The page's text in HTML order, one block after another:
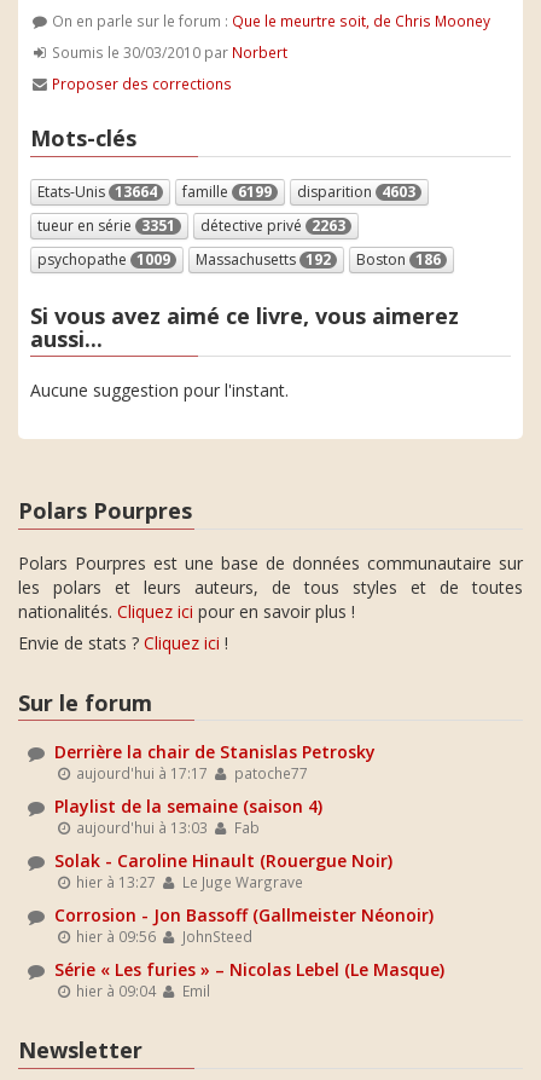
On en parle sur le forum : Que le meurtre soit, de Chris Mooney
Soumis le 30/03/2010 par Norbert
Proposer des corrections
Mots-clés
Etats-Unis 13664 famille 6199 disparition 4603
tueur en série 3351 détective privé 2263
psychopathe 1009 Massachusetts 192 Boston 186
Si vous avez aimé ce livre, vous aimerez
aussi...
Aucune suggestion pour l'instant.
Polars Pourpres
Polars Pourpres est une base de données communautaire sur
les polars et leurs auteurs, de tous styles et de toutes
nationalités. Cliquez ici pour en savoir plus !
Envie de stats ? Cliquez ici !
Sur le forum
Derrière la chair de Stanislas Petrosky
aujourd'hui à 17:17 patoche77
Playlist de la semaine (saison 4)
aujourd'hui à 13:03 Fab
Solak - Caroline Hinault (Rouergue Noir)
hier à 13:27 Le Juge Wargrave
Corrosion - Jon Bassoff (Gallmeister Néonoir)
hier à 09:56 JohnSteed
Série « Les furies » – Nicolas Lebel (Le Masque)
hier à 09:04 Emil
Newsletter